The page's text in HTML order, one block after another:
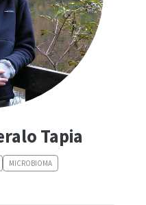
Tapia
MICROBIOMA